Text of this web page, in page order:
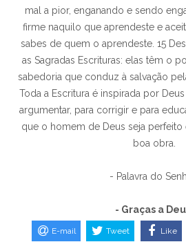
mal a pior, enganando e sendo
firme naquilo que aprendeste e
sabes de quem o aprendeste. 15
as Sagradas Escrituras: elas têm o
sabedoria que conduz à salvação
Toda a Escritura é inspirada por
argumentar, para corrigir e para
que o homem de Deus seja perfeito
boa obra.
- Palavra do
- Graças a
E-mail Tweet Like